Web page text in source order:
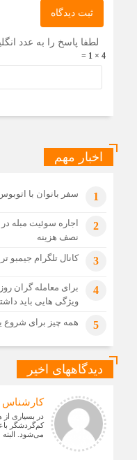
ثبت دیدگاه
لطفا پاسخ را به عدد
4 × 1 =
اخبار مهم
1 سفر بانوان با
2
اجاره سوئیت مبله
نصف هزینه
3 کانال تلگرام جیمبو
4
برای معامله گران
ویژگی هایی باید
5 همه چیز برای شروع
دیدگاههای اخیر
کارشناس
در بسیاری از
کم‌گردشگر
می‌شود. البته